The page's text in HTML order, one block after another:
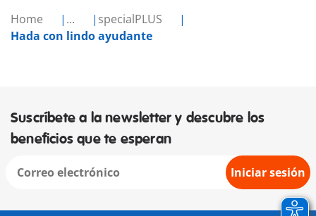
Home ...
specialPLUS
Hada con lindo ayudante
Suscríbete a la newsletter y descubre los
beneficios que te esperan
Iniciar sesión